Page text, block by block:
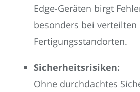
Edge-Geräten birgt
besonders bei verteilten
Fertigungsstandorten.
Sicherheitsrisiken:
Ohne durchdachtes